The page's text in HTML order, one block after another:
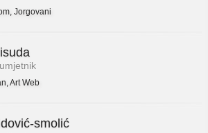
, Jorgovani
,Art Web
smolić